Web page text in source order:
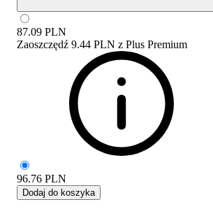
87.09 PLN
Zaoszczędź 9.44 PLN z Plus Premium
96.76 PLN
Dodaj do koszyka